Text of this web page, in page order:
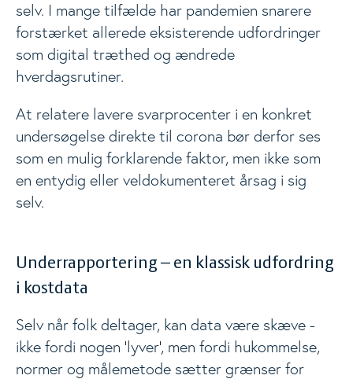
selv. I mange tilfælde har pandemien snarere
forstærket allerede eksisterende udfordringer
som digital træthed og ændrede
hverdagsrutiner.
At relatere lavere svarprocenter i en konkret
undersøgelse direkte til corona bør derfor ses
som en mulig forklarende faktor, men ikke som
en entydig eller veldokumenteret årsag i sig
selv.
Underrapportering – en klassisk udfordring
i kostdata
Selv når folk deltager, kan data være skæve -
ikke fordi nogen ‘lyver’, men fordi hukommelse,
normer og målemetode sætter grænser for